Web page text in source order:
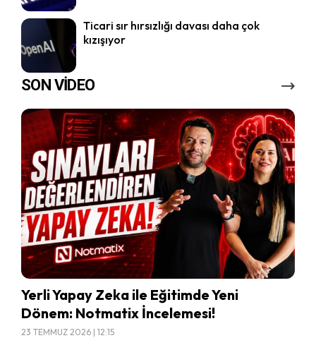
Ticari sır hırsızlığı davası daha çok
kızışıyor
SON VİDEO
Yerli Yapay Zeka ile Eğitimde Yeni
Dönem: Notmatix İncelemesi!
23 TEMMUZ 2026 | 12:15